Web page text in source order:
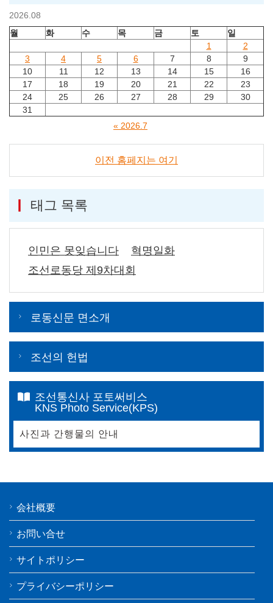
2026.08
월
화 수 목 금 토
일
1
2
3
4 5 6 7 8
9
10
11 12 13 14 15
16
17
18 19 20 21 22
23
24
25 26 27 28 29
30
31
« 2026.7
이전 홈페지는 여기
태그 목록
인민은 못잊습니다
혁명일화
조선로동당 제9차대회
로동신문 면소개
조선의 헌법
조선통신사 포토써비스
KNS Photo Service(KPS)
사진과 간행물의 안내
会社概要
お問い合せ
サイトポリシー
プライバシーポリシー